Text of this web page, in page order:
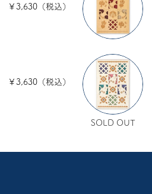
￥3,630（税込）
SOLD OUT
￥3,630（税込）